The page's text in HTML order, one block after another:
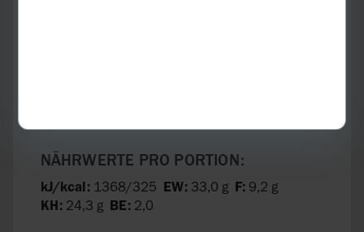
NÄHRWERTE PRO PORTION:
kJ/kcal:1368/325 EW:33,0 g F:9,2 g
KH:24,3 g BE:2,0